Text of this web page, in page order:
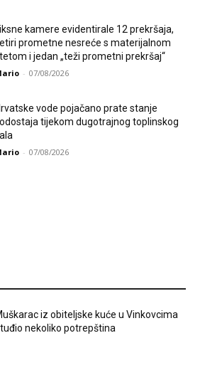
kamere evidentirale 12 prekršaja,
prometne nesreće s materijalnom
i jedan „teži prometni prekršaj“
- 07/08/2026
vode pojačano prate stanje
tijekom dugotrajnog toplinskog
- 07/08/2026
iz obiteljske kuće u Vinkovcima
nekoliko potrepština